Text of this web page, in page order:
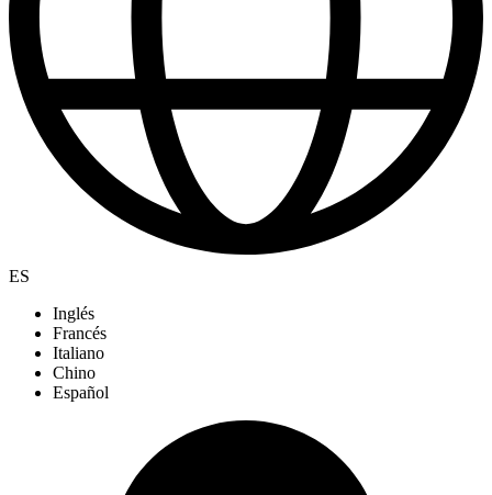
ES
Inglés
Francés
Italiano
Chino
Español